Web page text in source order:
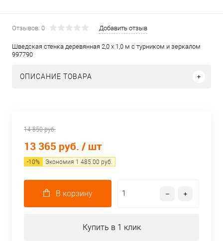
Отзывов: 0 Добавить отзыв
Шведская стенка деревянная 2,0 х 1,0 м с турником и зеркалом
997790
ОПИСАНИЕ ТОВАРА
14 850 руб.
13 365 руб. / шт
-10% Экономия 1 485.00 руб.
В корзину
Купить в 1 клик